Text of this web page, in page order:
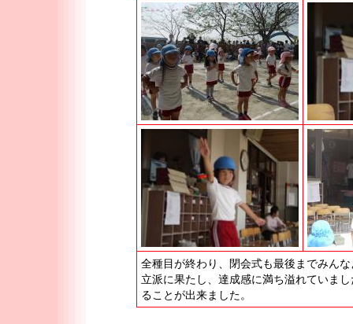
全種目が終わり、閉会式も最後までみん
立派に果たし、達成感に満ち溢れていま
ることが出来ました。